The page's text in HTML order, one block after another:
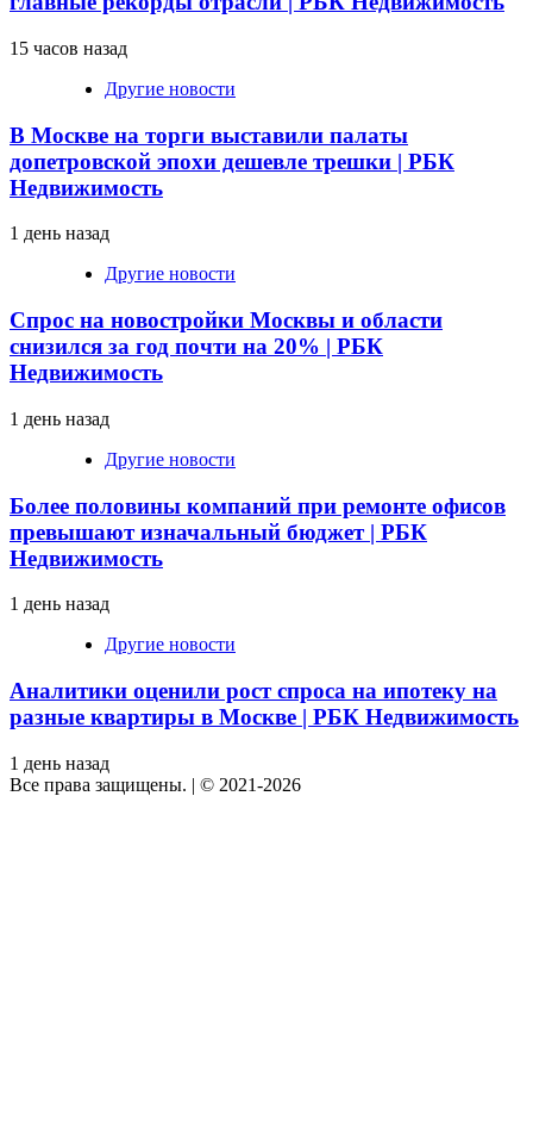
15 часов назад
Другие новости
В Москве на торги выставили палаты
допетровской эпохи дешевле трешки | РБК
Недвижимость
1 день назад
Другие новости
Спрос на новостройки Москвы и области
снизился за год почти на 20% | РБК
Недвижимость
1 день назад
Другие новости
Более половины компаний при ремонте офисов
превышают изначальный бюджет | РБК
Недвижимость
1 день назад
Другие новости
Аналитики оценили рост спроса на ипотеку на
разные квартиры в Москве | РБК Недвижимость
1 день назад
Все права защищены. | © 2021-2026